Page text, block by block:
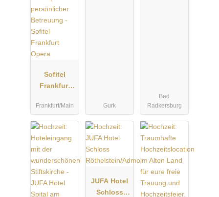
Sofitel
Frankfurt
Frankfurt/Main Gurk
Bad
Radkersburg
JUFA Hotel
Schloss